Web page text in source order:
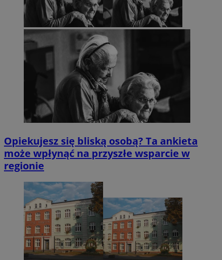
Opiekujesz się bliską osobą? Ta ankieta
może wpłynąć na przyszłe wsparcie w
regionie